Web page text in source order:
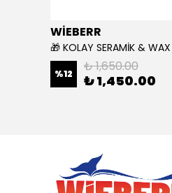
WİEBERR
%12 ₺ 1,650.00
₺ 1,450.00